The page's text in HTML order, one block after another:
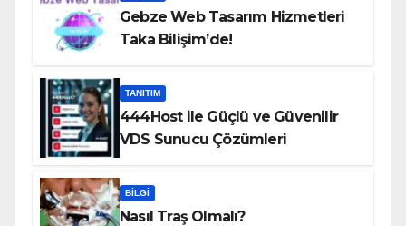
Gebze Web Tasarım Hizmetleri
Taka Bilişim’de!
TANITIM
444Host ile Güçlü ve Güvenilir
VDS Sunucu Çözümleri
BILGI
Nasıl Traş Olmalı?